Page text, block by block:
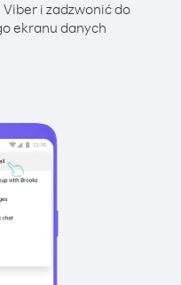
i zadzwonić do
ekranu danych